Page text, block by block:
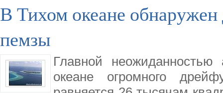
В Тихом океане
пемзы
Главной
океане огромного